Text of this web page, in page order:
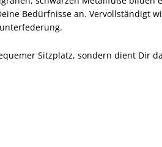
Bedürfnisse an. Vervollständigt
Sitzplatz, sondern dient Dir